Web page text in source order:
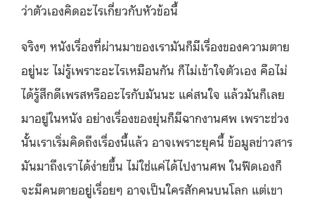
ว่าตัวเองคิดอะไรเกี่ยวกับหัวข้อนี้
จริงๆ หนังเรื่องที่ผ่านมาของเรามันก็มีเรื่องของความตาย
อยู่นะ ไม่รู้เพราะอะไรเหมือนกัน ก็ไม่เข้าใจตัวเอง คือไม่
ได้รู้สึกดีเพรสหรืออะไรกับมันนะ แค่สนใจ แล้วมันก็เลย
มาอยู่ในหนัง อย่างเรื่องของยุ่นก็มีฉากงานศพ เพราะช่วง
นั้นเราเริ่มคิดถึงเรื่องนี้แล้ว อาจเพราะยุคนี้ ข้อมูลข่าวสาร
มันมาถึงเราได้ง่ายขึ้น ไม่ใช่แค่ได้ไปงานศพ ในฟีดเองก็
จะมีคนตายอยู่เรื่อยๆ อาจเป็นใครสักคนบนโลก แต่เขา